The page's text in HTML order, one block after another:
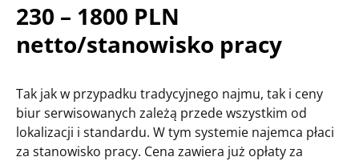
230 – 1800 PLN
netto/stanowisko pracy
Tak jak w przypadku tradycyjnego najmu, tak i ceny
biur serwisowanych zależą przede wszystkim od
lokalizacji i standardu. W tym systemie najemca płaci
za stanowisko pracy. Cena zawiera już opłaty za